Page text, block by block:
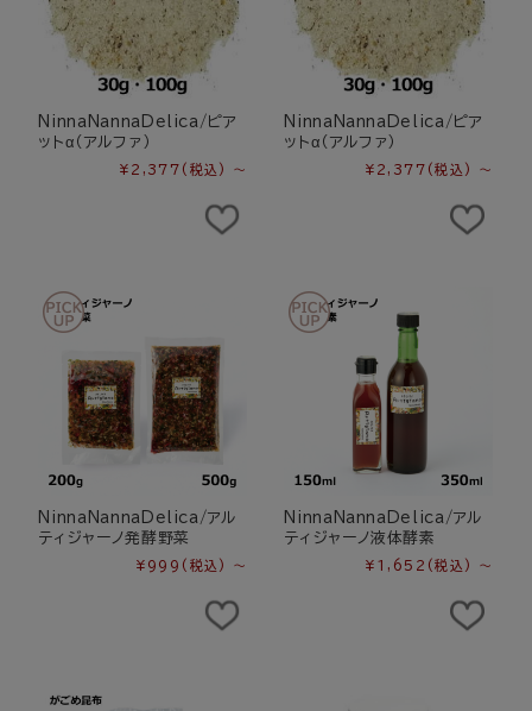
NinnaNannaDelica/ピア
ットα（アルファ）
¥2,377 (税込) ～
NinnaNannaDelica/ピア
ットα（アルファ）
¥2,377 (税込) ～
NinnaNannaDelica/アル
ティジャーノ発酵野菜
¥999 (税込) ～
NinnaNannaDelica/アル
ティジャーノ液体酵素
¥1,652 (税込) ～